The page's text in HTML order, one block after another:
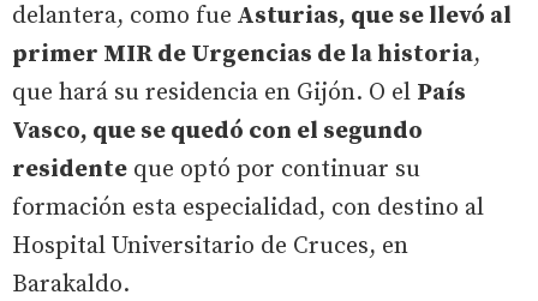
delantera, como fue Asturias, que se llevó al
primer MIR de Urgencias de la historia,
que hará su residencia en Gijón. O el País
Vasco, que se quedó con el segundo
residente que optó por continuar su
formación esta especialidad, con destino al
Hospital Universitario de Cruces, en
Barakaldo.